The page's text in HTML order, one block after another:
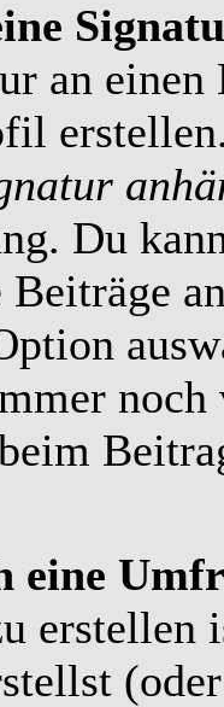
an einen
Du
Beiträge
eine
erstellen